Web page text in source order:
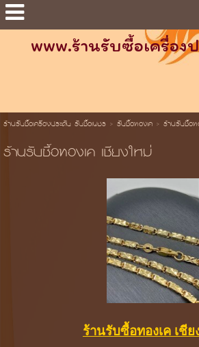
www.ร้านรับซื้อเครื่อง
ร้านรับซื้อเครื่องประดับ รับซื้อเพชร> รับซื้อทองเค> ร้านรับซื้อท
ร้านรับซื้อทองเค เชียงใหม่
ร้านรับซื้อทองเค เชีย